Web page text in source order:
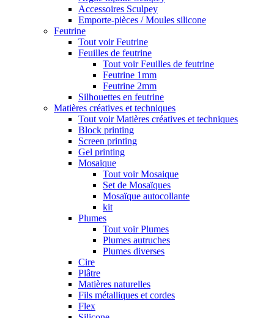
Accessoires Sculpey
Emporte-pièces / Moules silicone
Feutrine
Tout voir Feutrine
Feuilles de feutrine
Tout voir Feuilles de feutrine
Feutrine 1mm
Feutrine 2mm
Silhouettes en feutrine
Matières créatives et techniques
Tout voir Matières créatives et techniques
Block printing
Screen printing
Gel printing
Mosaique
Tout voir Mosaique
Set de Mosaïques
Mosaïque autocollante
kit
Plumes
Tout voir Plumes
Plumes autruches
Plumes diverses
Cire
Plâtre
Matières naturelles
Fils métalliques et cordes
Flex